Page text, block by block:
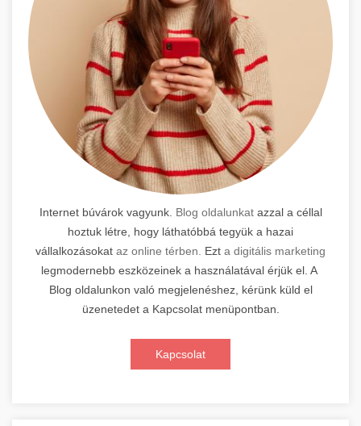
Internet búvárok vagyunk. Blog oldalunkatazzal a céllal
hoztuk létre, hogy láthatóbbá tegyük a hazai
vállalkozásokat az online térben. Ezt a digitális marketing
legmodernebb eszközeinek a használatával érjük el. A
Blog oldalunkon való megjelenéshez, kérünk küld el
üzenetedet a Kapcsolat menüpontban.
Kapcsolat